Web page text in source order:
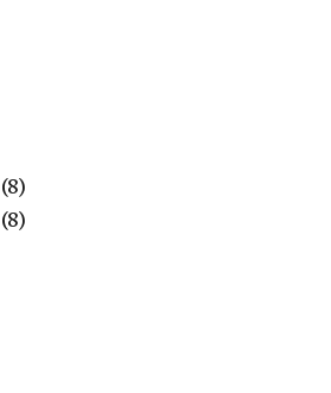
(8)
(8)